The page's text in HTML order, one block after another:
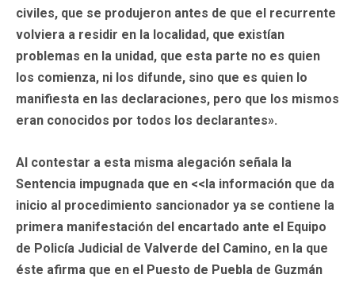
civiles, que se produjeron antes de que el recurrente
volviera a residir en la localidad, que existían
problemas en la unidad, que esta parte no es quien
los comienza, ni los difunde, sino que es quien lo
manifiesta en las declaraciones, pero que los mismos
eran conocidos por todos los declarantes».
Al contestar a esta misma alegación señala la
Sentencia impugnada que en <<la información que da
inicio al procedimiento sancionador ya se contiene la
primera manifestación del encartado ante el Equipo
de Policía Judicial de Valverde del Camino, en la que
éste afirma que en el Puesto de Puebla de Guzmán